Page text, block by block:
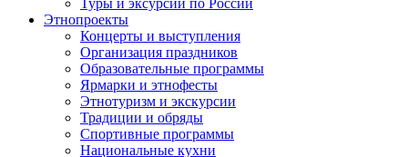
Туры и эксурсии по России
Этнопроекты
Концерты и выступления
Организация праздников
Образовательные программы
Ярмарки и этнофесты
Этнотуризм и экскурсии
Традиции и обряды
Спортивные программы
Национальные кухни